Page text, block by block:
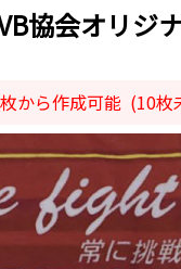
協会オリジ
から作成可能 (10枚